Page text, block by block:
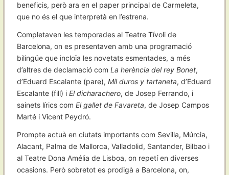
beneficis, però ara en el paper principal de Carmeleta,
que no és el que interpretà en l’estrena.
Completaven les temporades al Teatre Tívoli de
Barcelona, on es presentaven amb una programació
bilingüe que incloïa les novetats esmentades, a més
d’altres de declamació com La herència del rey Bonet,
d’Eduard Escalante (pare), Mil duros y tartaneta, d’Eduard
Escalante (fill) i El dicharachero, de Josep Ferrando, i
sainets lírics com El gallet de Favareta, de Josep Campos
Marté i Vicent Peydró.
Prompte actuà en ciutats importants com Sevilla, Múrcia,
Alacant, Palma de Mallorca, Valladolid, Santander, Bilbao i
al Teatre Dona Amélia de Lisboa, on repetí en diverses
ocasions. Però sobretot es prodigà a Barcelona, on,